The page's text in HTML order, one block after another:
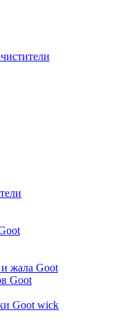
жала Goot
Goot
Goot wick